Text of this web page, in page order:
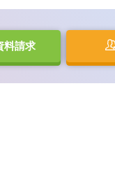
料請求